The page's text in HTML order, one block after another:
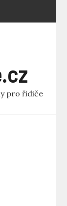
pro řidiče